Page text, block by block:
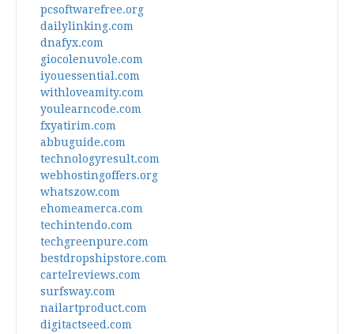
pcsoftwarefree.org
dailylinking.com
dnafyx.com
giocolenuvole.com
iyouessential.com
withloveamity.com
youlearncode.com
fxyatirim.com
abbuguide.com
technologyresult.com
webhostingoffers.org
whatszow.com
ehomeamerca.com
techintendo.com
techgreenpure.com
bestdropshipstore.com
cartelreviews.com
surfsway.com
nailartproduct.com
digitactseed.com